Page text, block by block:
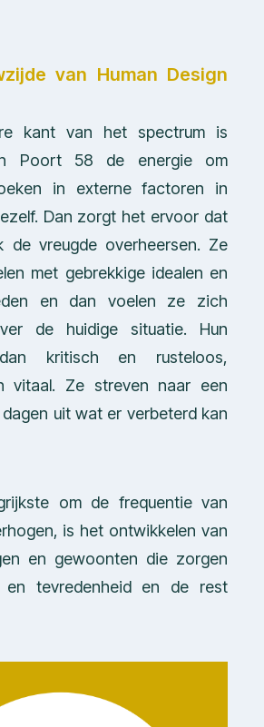
van Human Design
kant van het spectrum is
Poort 58 de energie om
in externe factoren in
Dan zorgt het ervoor dat
de vreugde overheersen. Ze
met gebrekkige idealen en
en dan voelen ze zich
de huidige situatie. Hun
kritisch en rusteloos,
vitaal. Ze streven naar een
uit wat er verbeterd kan
om de frequentie van
is het ontwikkelen van
en gewoonten die zorgen
en tevredenheid en de rest